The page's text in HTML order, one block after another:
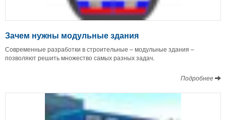
Зачем нужны модульные здания
Современные разработки в строительные – модульные здания –
позволяют решить множество самых разных задач.
Подробнее